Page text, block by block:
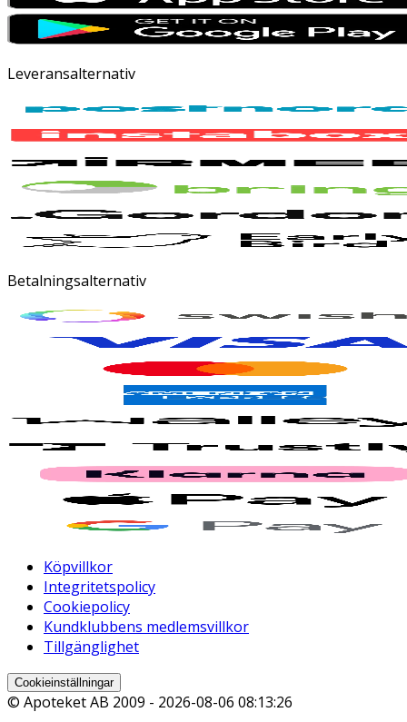
Leveransalternativ
Betalningsalternativ
Köpvillkor
Integritetspolicy
Cookiepolicy
Kundklubbens medlemsvillkor
Tillgänglighet
Cookieinställningar
© Apoteket AB 2009 - 2026-08-06 08:13:26